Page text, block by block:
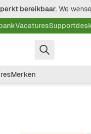
bereikbaar. We
Vacatures
Merken